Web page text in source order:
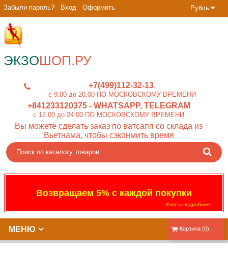
Рубль
Забыли пароль? Вход Оформить
ЭКЗОШОП.РУ
+7(499)112-32-13
c 9.00 до 20.00 ПО МОСКОВСКОМУ ВРЕМЕНИ
+841233120375- WHATSAPP, TELEGRAM
c 12.00 до 24.00 ПО МОСКОВСКОМУ ВРЕМЕНИ
Вы можете сделать заказ по ватсапп со склада из
Вьетнама, чтобы сэконмить время
Возвращаем 5% с каждой покупки
Узнать подробнее...
Корзина (0)
МЕНЮ